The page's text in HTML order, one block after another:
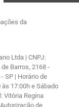
da
Ltda | CNPJ:
Barros, 2168 -
SP | Horário de
17:00h e Sábado
Vitória Regina
de